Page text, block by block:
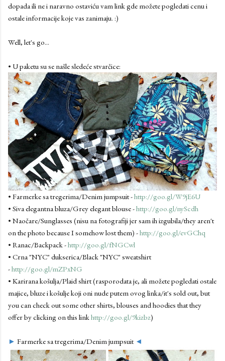
dopada ili ne i naravno ostaviću vam link gde možete pogledati cenu i
ostale informacije koje vas zanimaju. :)
Well, let's go...
• U paketu su se našle sledeće stvarčice:
• Farmerke sa tregerima/Denim jumpsuit -http://goo.gl/W9jE6U
• Siva elegantna bluza/Grey elegant blouse -http://goo.gl/nyScdh
• Naočare/Sunglasses (nisu na fotografiji jer sam ih izgubila/they aren't
on the photo because I somehow lost them) -http://goo.gl/evGChq
• Ranac/Backpack -http://goo.gl/fNGCwl
• Crna "NYC" dukserica/Black "NYC" sweatshirt
-http://goo.gl/mZPxNG
• Karirana košulja/Plaid shirt (rasporodata je, ali možete pogledati ostale
majice, bluze i košulje koji oni nude putem ovog linka/it's sold out, but
you can check out some other shirts, blouses and hoodies that they
offer by clicking on this linkhttp://goo.gl/9kizbz)
► Farmerke sa tregerima/Denim jumpsuit ◄